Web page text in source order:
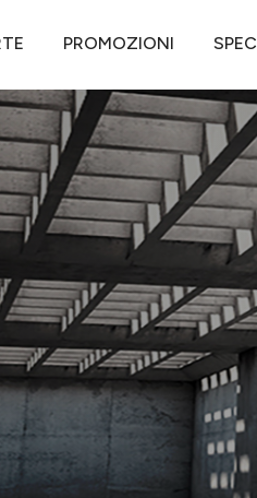
PROMOZIONI
Ducato FIAT DUCATO 33Q